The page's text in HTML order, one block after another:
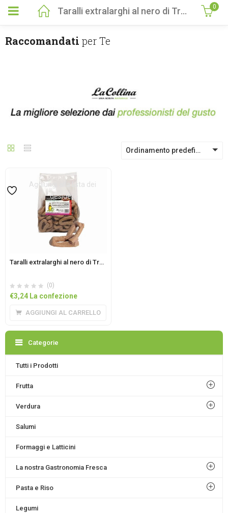
Taralli extralarghi al nero di Troia 350gr 0
Raccomandati per Te
Ordinamento predefinito
Aggiungi alla lista dei
desideri
Taralli extralarghi al nero di Troia 350gr
(0)
€3,24 La confezione
AGGIUNGI AL CARRELLO
Categorie
Tutti i Prodotti
Frutta
Verdura
Salumi
Formaggi e Latticini
La nostra Gastronomia Fresca
Pasta e Riso
Legumi